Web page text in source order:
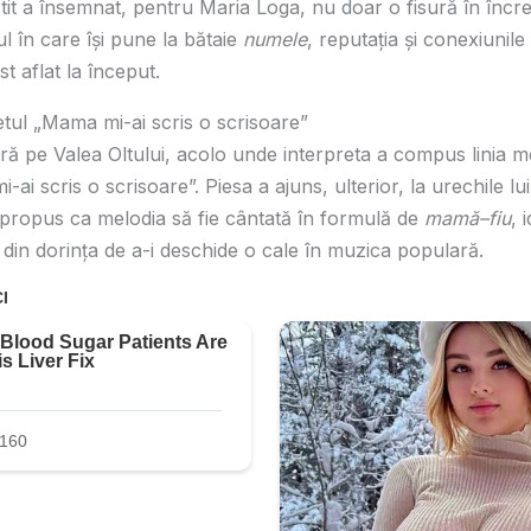
a însemnat, pentru Maria Loga, nu doar o fisură în
în care își pune la bătaie numele, reputația și
aflat la început.
„Mama mi-ai scris o scrisoare”
pe Valea Oltului, acolo unde interpreta a compus linia
ai scris o scrisoare”. Piesa a ajuns, ulterior, la urechile
ca melodia să fie cântată în formulă de mamă–fiu,
dorința de a-i deschide o cale în muzica populară.